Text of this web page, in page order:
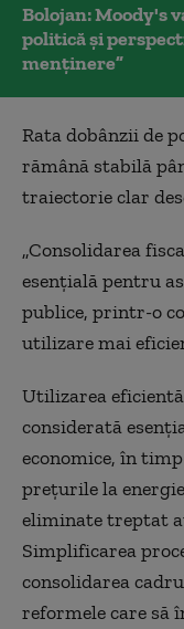
Bolojan: Moody's
politică și
menținere”
Rata dobânzii de
rămână stabilă
traiectorie clar
„Consolidarea
esențială pentru
publice, printr-o
utilizare mai
Utilizarea
considerată
economice, în
prețurile la
eliminate treptat
Simplificarea
consolidarea
reformele care să